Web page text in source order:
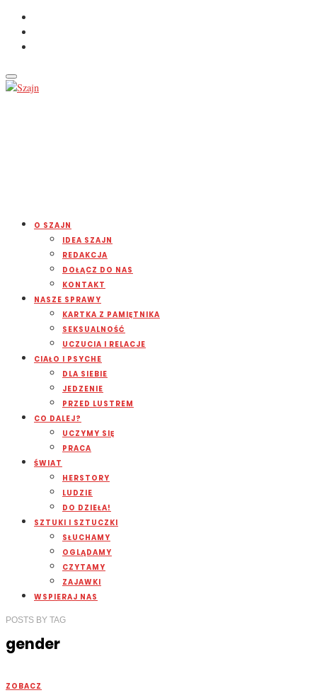
O SZAJN
IDEA SZAJN
REDAKCJA
DOŁĄCZ DO NAS
KONTAKT
NASZE SPRAWY
KARTKA Z PAMIĘTNIKA
SEKSUALNOŚĆ
UCZUCIA I RELACJE
CIAŁO I PSYCHE
DLA SIEBIE
JEDZENIE
PRZED LUSTREM
CO DALEJ?
UCZYMY SIĘ
PRACA
ŚWIAT
HERSTORY
LUDZIE
DO DZIEŁA!
SZTUKI I SZTUCZKI
SŁUCHAMY
OGLĄDAMY
CZYTAMY
ZAJAWKI
WSPIERAJ NAS
POSTS BY TAG
gender
ZOBACZ